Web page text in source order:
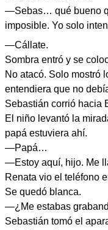
—Sebas… qué bueno
imposible. Yo solo
—Cállate.
Sombra entró y se
No atacó. Solo mostró
entendiera que no
Sebastián corrió hacia
El niño levantó la
papá estuviera ahí.
—Papá…
—Estoy aquí, hijo. Me
Renata vio el teléfono
Se quedó blanca.
—¿Me estabas
Sebastián tomó el